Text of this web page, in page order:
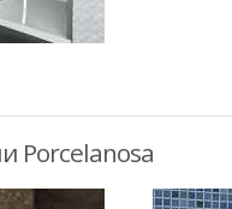
Porcelanosa